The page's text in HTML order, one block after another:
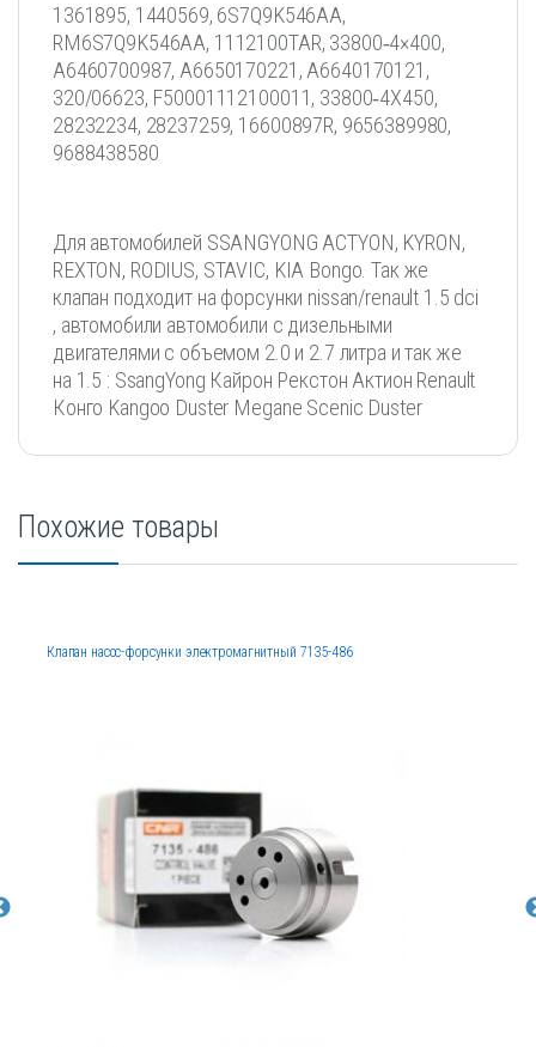
1361895, 1440569, 6S7Q9K546AA,
RM6S7Q9K546AA, 1112100TAR, 33800‐4×400,
A6460700987, A6650170221, A6640170121,
320/06623, F50001112100011, 33800‐4X450,
28232234, 28237259, 16600897R, 9656389980,
9688438580
Для автомобилей SSANGYONG ACTYON, KYRON,
REXTON, RODIUS, STAVIC, KIA Bongo. Так же
клапан подходит на форсунки nissan/renault 1.5 dci
, автомобили автомобили с дизельными
двигателями с объемом 2.0 и 2.7 литра и так же
на 1.5 : SsangYong Кайрон Рекстон Актион Renault
Конго Kangoo Duster Megane Scenic Duster
Похожие товары
Клапан насос-форсунки электромагнитный 7135-486